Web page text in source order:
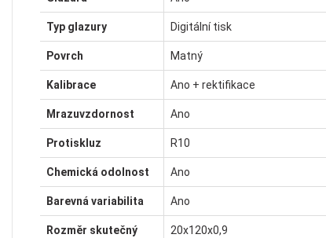
Typ glazury Digitální tisk
Povrch Matný
Kalibrace Ano + rektifikace
Mrazuvzdornost Ano
Protiskluz R10
Chemická odolnost Ano
Barevná variabilita Ano
Rozměr skutečný 20x120x0,9